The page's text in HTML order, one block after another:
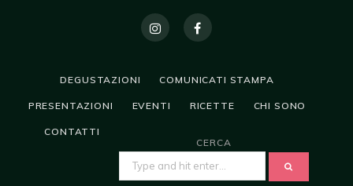
DEGUSTAZIONI COMUNICATI STAMPA
PRESENTAZIONI EVENTI RICETTE CHI SONO
CONTATTI
CERCA